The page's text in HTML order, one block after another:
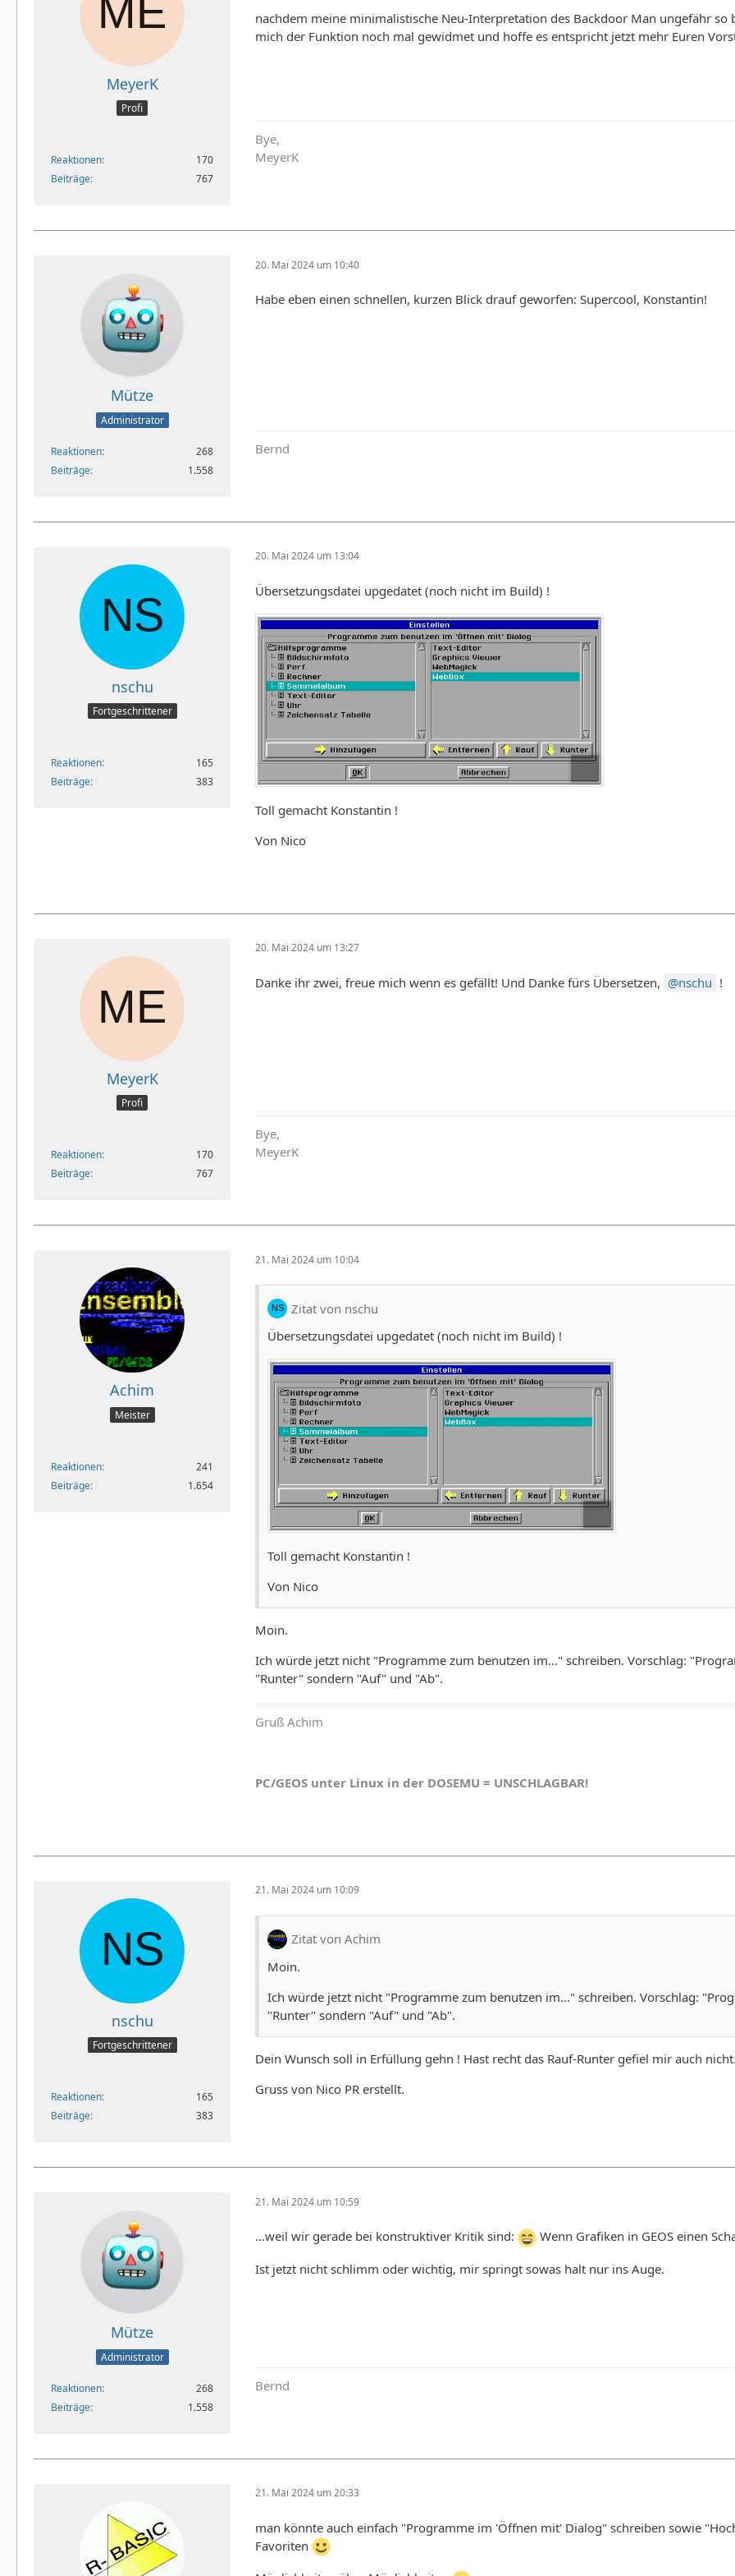
MeyerK
Profi
Reaktionen
170
Beiträge
767
nachdem meine minimalistische Neu-Interpretation des Backdoor Man ungefähr so
mich der Funktion noch mal gewidmet und hoffe es entspricht jetzt mehr Euren
Bye,
MeyerK
Mütze
Administrator
Reaktionen
268
Beiträge
1.558
20. Mai 2024 um 10:40
Habe eben einen schnellen, kurzen Blick drauf geworfen: Supercool, Konstantin!
Bernd
nschu
Fortgeschrittener
Reaktionen
165
Beiträge
383
20. Mai 2024 um 13:04
Übersetzungsdatei upgedatet (noch nicht im Build) !
Toll gemacht Konstantin !
Von Nico
MeyerK
Profi
Reaktionen
170
Beiträge
767
20. Mai 2024 um 13:27
Danke ihr zwei, freue mich wenn es gefällt! Und Danke fürs Übersetzen, nschu !
Bye,
MeyerK
Achim
Meister
Reaktionen
241
Beiträge
1.654
21. Mai 2024 um 10:04
Zitat von nschu
Übersetzungsdatei upgedatet (noch nicht im Build) !
Toll gemacht Konstantin !
Von Nico
Moin.
Ich würde jetzt nicht "Programme zum benutzen im..." schreiben. Vorschlag:
"Runter" sondern "Auf" und "Ab".
Gruß Achim
PC/GEOS unter Linux in der DOSEMU = UNSCHLAGBAR!
nschu
Fortgeschrittener
Reaktionen
165
Beiträge
383
21. Mai 2024 um 10:09
Zitat von Achim
Moin.
Ich würde jetzt nicht "Programme zum benutzen im..." schreiben. Vorschlag:
"Runter" sondern "Auf" und "Ab".
Dein Wunsch soll in Erfüllung gehn ! Hast recht das Rauf-Runter gefiel mir auch
Gruss von Nico PR erstellt.
Mütze
Administrator
Reaktionen
268
Beiträge
1.558
21. Mai 2024 um 10:59
...weil wir gerade bei konstruktiver Kritik sind:
Wenn Grafiken in GEOS einen
Ist jetzt nicht schlimm oder wichtig, mir springt sowas halt nur ins Auge.
Bernd
21. Mai 2024 um 20:33
man könnte auch einfach "Programme im 'Öffnen mit' Dialog" schreiben sowie
Favoriten